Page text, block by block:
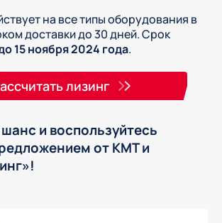
на все типы оборудования в
доставки до 30 дней. Срок
15 ноября 2024 года.
лизинг
и воспользуйтесь
от КМТ и
!